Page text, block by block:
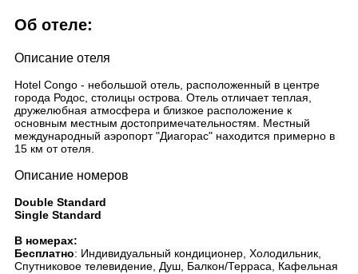
Об отеле:
Описание отеля
Hotel Congo - небольшой отель, расположенный в центре
города Родос, столицы острова. Отель отличает теплая,
дружелюбная атмосфера и близкое расположение к
основным местным достопримечательностям. Местный
международный аэропорт "Диагорас" находится примерно в
15 км от отеля.
Описание номеров
Double Standard
Single Standard
В номерах:
Бесплатно: Индивидуальный кондиционер, Холодильник,
Спутниковое телевидение, Душ, Балкон/Терраса, Кафельная